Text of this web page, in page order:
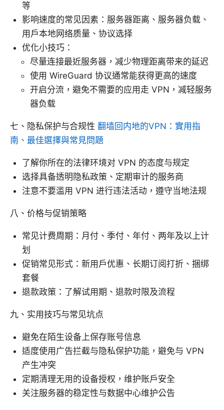
等
影响速度的常见因素：服务器距离、服务器负载、
用户本地网络质量、协议选择
优化小技巧：
尽量连接最近服务器，减少物理距离带来的延迟
使用 WireGuard 协议通常能获得更高的速度
开启分流，避免不需要的应用走 VPN，减轻服务
器负载
七、隐私保护与合规性 翻墙回内地的VPN：實用指
南、最佳選擇與常見問題
了解你所在的法律环境对 VPN 的态度与规定
选择具备透明隐私政策、定期审计的服务商
注意不要滥用 VPN 进行违法活动，遵守当地法规
八、价格与促销策略
常见计费周期：月付、季付、年付、两年及以上计
划
促销常见形式：新用户优惠、长期订阅打折、捆绑
套餐
退款政策：了解试用期、退款时限及流程
九、实用技巧与常见坑点
避免在陌生设备上保存账号信息
适度使用广告拦截与隐私保护功能，避免与 VPN
产生冲突
定期清理无用的设备授权，维护账户安全
关注服务器的稳定性与数据中心维护公告